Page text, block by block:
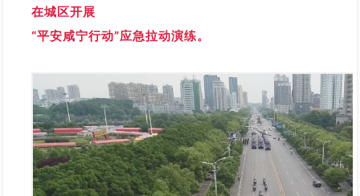
在城区开展
“平安咸宁行动”应急拉动演练。